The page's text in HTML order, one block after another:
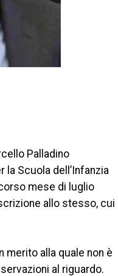
Palladino
Scuola dell’Infanzia
mese di luglio
allo stesso, cui
merito alla quale non è
al riguardo.